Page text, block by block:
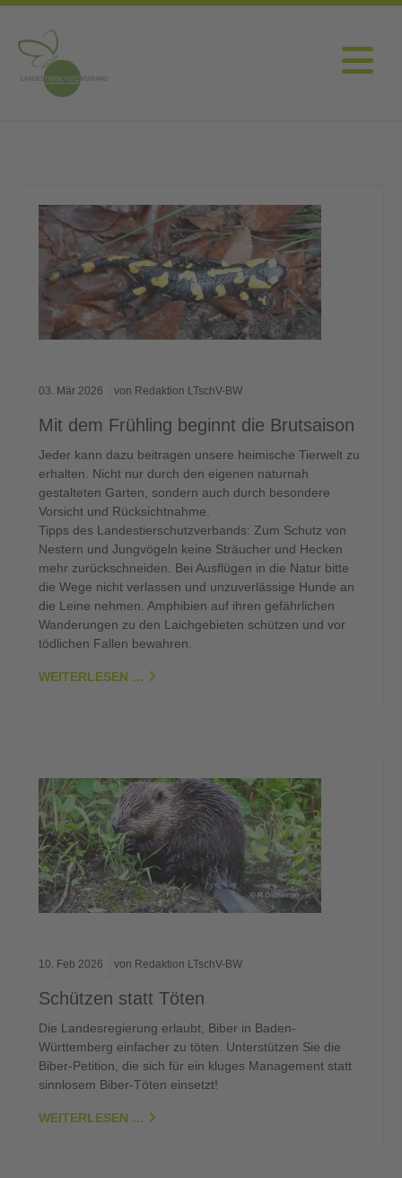
03. Mär 2026 von Redaktion LTschV-BW
Mit dem Frühling beginnt die Brutsaison
Jeder kann dazu beitragen unsere heimische Tierwelt zu
erhalten. Nicht nur durch den eigenen naturnah
gestalteten Garten, sondern auch durch besondere
Vorsicht und Rücksichtnahme.
Tipps des Landestierschutzverbands: Zum Schutz von
Nestern und Jungvögeln keine Sträucher und Hecken
mehr zurückschneiden. Bei Ausflügen in die Natur bitte
die Wege nicht verlassen und unzuverlässige Hunde an
die Leine nehmen. Amphibien auf ihren gefährlichen
Wanderungen zu den Laichgebieten schützen und vor
tödlichen Fallen bewahren.
WEITERLESEN …
10. Feb 2026 von Redaktion LTschV-BW
Schützen statt Töten
Die Landesregierung erlaubt, Biber in Baden-
Württemberg einfacher zu töten. Unterstützen Sie die
Biber-Petition, die sich für ein kluges Management statt
sinnlosem Biber-Töten einsetzt!
WEITERLESEN …